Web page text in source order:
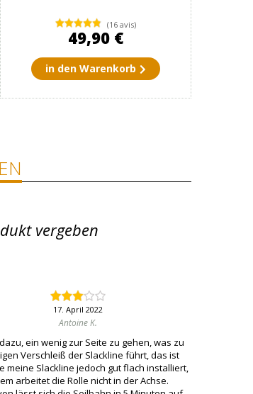
(16 avis)
49,90 €
in den Warenkorb
vergeben
17. April 2022
Antoine K.
ein wenig zur Seite zu gehen, was zu
Verschleiß der Slackline führt, das ist
meine Slackline jedoch gut flach installiert,
arbeitet die Rolle nicht in der Achse.